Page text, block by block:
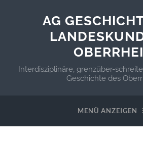
AG
Interdisziplinäre, grenzüber-
Geschichte des
MENÜ ANZEIGEN